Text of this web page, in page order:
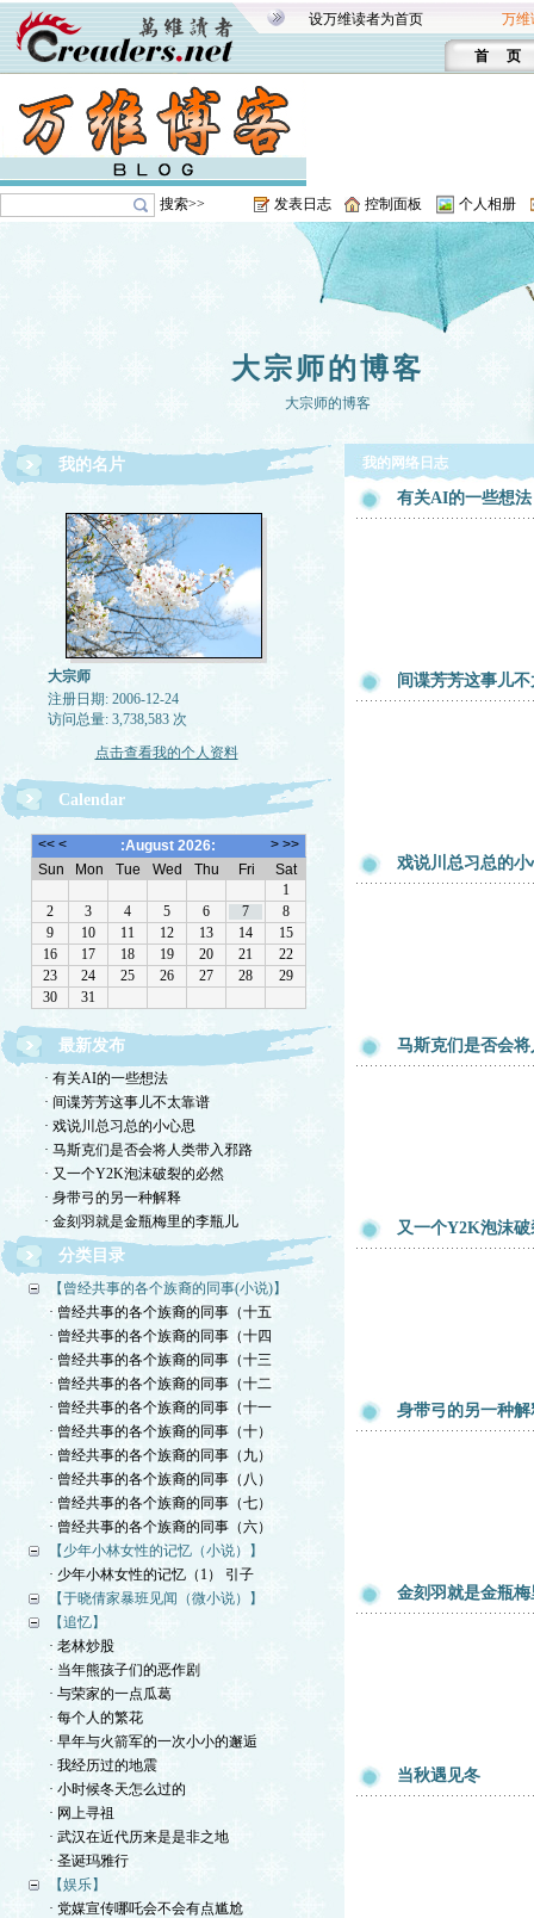
设万维读者为首页 万维
首 页
搜索>> 发表日志 控制面板 个人相册
大宗师的博客
大宗师的博客
我的名片
大宗师
注册日期: 2006-12-24
访问总量: 3,738,583 次
点击查看我的个人资料
Calendar
最新发布
· 有关AI的一些想法
· 间谍芳芳这事儿不太靠谱
· 戏说川总习总的小心思
· 马斯克们是否会将人类带入邪路
· 又一个Y2K泡沫破裂的必然
· 身带弓的另一种解释
· 金刻羽就是金瓶梅里的李瓶儿
分类目录
【曾经共事的各个族裔的同事(小说)】
· 曾经共事的各个族裔的同事（十五
· 曾经共事的各个族裔的同事（十四
· 曾经共事的各个族裔的同事（十三
· 曾经共事的各个族裔的同事（十二
· 曾经共事的各个族裔的同事（十一
· 曾经共事的各个族裔的同事（十）
· 曾经共事的各个族裔的同事（九）
· 曾经共事的各个族裔的同事（八）
· 曾经共事的各个族裔的同事（七）
· 曾经共事的各个族裔的同事（六）
【少年小林女性的记忆（小说）】
· 少年小林女性的记忆（1） 引子
【于晓倩家暴班见闻（微小说）】
【追忆】
· 老林炒股
· 当年熊孩子们的恶作剧
· 与荣家的一点瓜葛
· 每个人的繁花
· 早年与火箭军的一次小小的邂逅
· 我经历过的地震
· 小时候冬天怎么过的
· 网上寻祖
· 武汉在近代历来是是非之地
· 圣诞玛雅行
【娱乐】
· 党媒宣传哪吒会不会有点尴尬
我的网络日志
有关AI的一些想法
间谍芳芳这事儿
戏说川总习总的小
马斯克们是否会
又一个Y2K泡沫
身带弓的另一种解
金刻羽就是金瓶
当秋遇见冬